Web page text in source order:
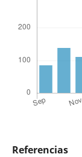
Referencias